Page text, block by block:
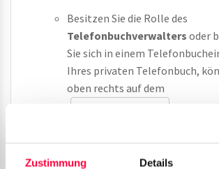
Zustimmung Details
Besitzen Sie die Rolle des
Telefonbuchverwalters oder
Sie sich in einem
Ihres privaten Telefonbuch,
oben rechts auf dem